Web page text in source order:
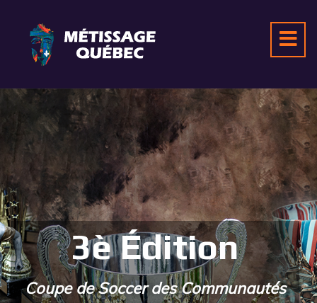
3è Édition
Coupe de Soccer des Communautés